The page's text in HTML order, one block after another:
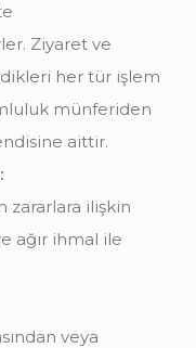
Ziyaret ve
her tür işlem
münferiden
aittir.
zararlara ilişkin
ağır ihmal ile
veya